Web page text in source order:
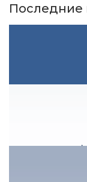
Последние